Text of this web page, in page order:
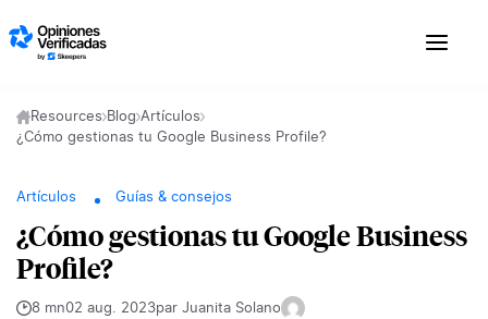
Resources Blog Artículos
¿Cómo gestionas tu Google Business Profile?
Artículos Guías & consejos
¿Cómo gestionas tu Google Business
Profile?
8 mn02 aug. 2023par Juanita Solano